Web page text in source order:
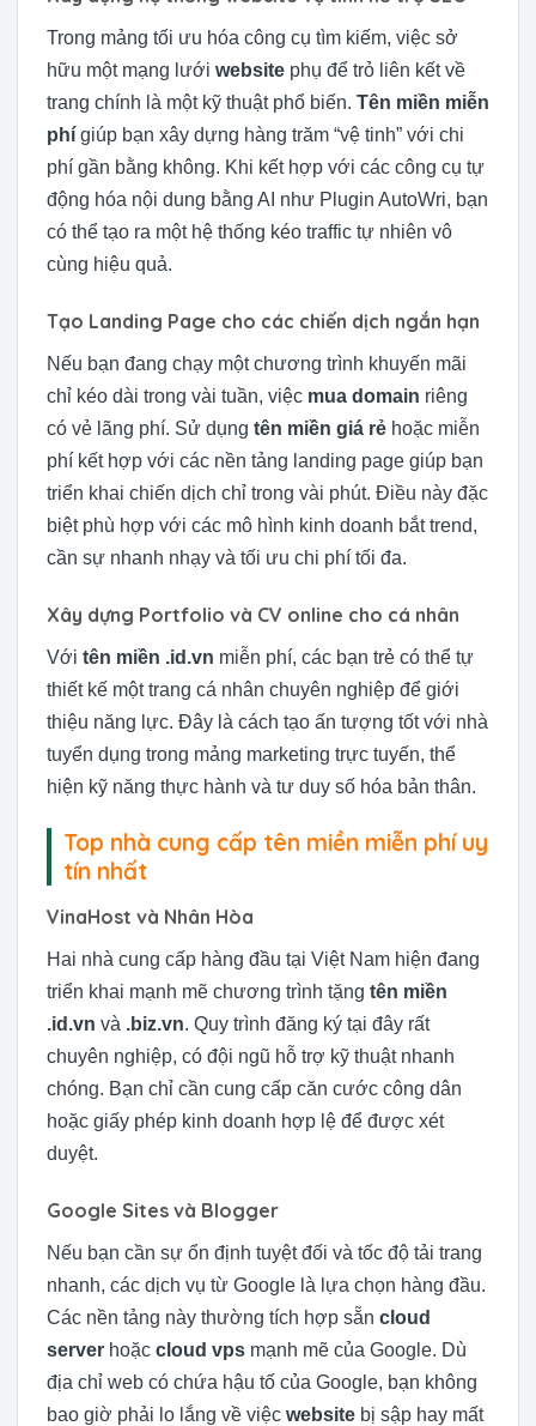
Trong mảng tối ưu hóa công cụ tìm kiếm, việc sở
hữu một mạng lưới website phụ để trỏ liên kết về
trang chính là một kỹ thuật phổ biến. Tên miền miễn
phí giúp bạn xây dựng hàng trăm “vệ tinh” với chi
phí gần bằng không. Khi kết hợp với các công cụ tự
động hóa nội dung bằng AI như Plugin AutoWri, bạn
có thể tạo ra một hệ thống kéo traffic tự nhiên vô
cùng hiệu quả.
Tạo Landing Page cho các chiến dịch ngắn hạn
Nếu bạn đang chạy một chương trình khuyến mãi
chỉ kéo dài trong vài tuần, việc mua domain riêng
có vẻ lãng phí. Sử dụng tên miền giá rẻ hoặc miễn
phí kết hợp với các nền tảng landing page giúp bạn
triển khai chiến dịch chỉ trong vài phút. Điều này đặc
biệt phù hợp với các mô hình kinh doanh bắt trend,
cần sự nhanh nhạy và tối ưu chi phí tối đa.
Xây dựng Portfolio và CV online cho cá nhân
Với tên miền .id.vn miễn phí, các bạn trẻ có thể tự
thiết kế một trang cá nhân chuyên nghiệp để giới
thiệu năng lực. Đây là cách tạo ấn tượng tốt với nhà
tuyển dụng trong mảng marketing trực tuyến, thể
hiện kỹ năng thực hành và tư duy số hóa bản thân.
Top nhà cung cấp tên miền miễn phí uy
tín nhất
VinaHost và Nhân Hòa
Hai nhà cung cấp hàng đầu tại Việt Nam hiện đang
triển khai mạnh mẽ chương trình tặng tên miền
.id.vn và .biz.vn. Quy trình đăng ký tại đây rất
chuyên nghiệp, có đội ngũ hỗ trợ kỹ thuật nhanh
chóng. Bạn chỉ cần cung cấp căn cước công dân
hoặc giấy phép kinh doanh hợp lệ để được xét
duyệt.
Google Sites và Blogger
Nếu bạn cần sự ổn định tuyệt đối và tốc độ tải trang
nhanh, các dịch vụ từ Google là lựa chọn hàng đầu.
Các nền tảng này thường tích hợp sẵn cloud
server hoặc cloud vps mạnh mẽ của Google. Dù
địa chỉ web có chứa hậu tố của Google, bạn không
bao giờ phải lo lắng về việc website bị sập hay mất